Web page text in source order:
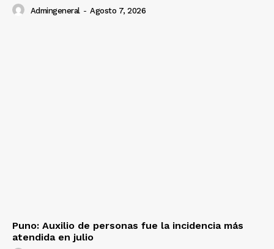
Admingeneral - Agosto 7, 2026
Puno: Auxilio de personas fue la incidencia más
atendida en julio